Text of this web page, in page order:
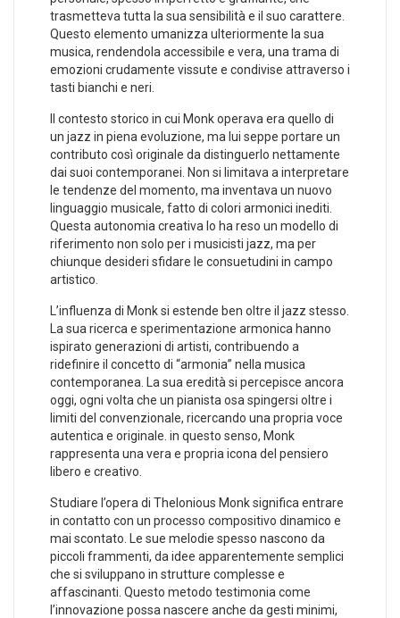
trasmetteva tutta la sua sensibilità e‌ il suo carattere.
Questo elemento umanizza ulteriormente la sua
musica, rendendola accessibile e vera, una trama di
emozioni crudamente vissute e condivise attraverso i
tasti bianchi ⁣e neri.
Il contesto⁢ storico in cui Monk operava era quello di ​
un ⁣jazz in piena evoluzione, ma ‍lui seppe portare un
contributo così originale da distinguerlo nettamente
dai suoi contemporanei. ‌Non si limitava a interpretare
le tendenze del momento, ma‍ inventava un ​nuovo
‍linguaggio musicale, fatto di colori armonici inediti.
⁣Questa autonomia creativa lo ‌ha reso⁣ un modello di
riferimento ⁤non solo per‌ i musicisti jazz, ma per
chiunque desideri sfidare le ‌consuetudini in campo
artistico.
L’influenza di‍ Monk si estende‌ ben⁢ oltre il jazz stesso.
La sua ricerca e​ sperimentazione⁣ armonica hanno
ispirato generazioni di artisti, contribuendo a
ridefinire il concetto di “armonia”‍ nella musica
contemporanea. La sua‍ eredità si percepisce ancora
oggi, ogni⁣ volta che un pianista osa spingersi oltre i
limiti del convenzionale, ricercando una‌ propria voce
autentica e ‍originale. in questo ‍senso, Monk
rappresenta una vera e ‍propria‌ icona ⁤del pensiero
libero e creativo.
Studiare l’opera di​ Thelonious Monk significa entrare
in⁣ contatto con ​un processo compositivo dinamico e
mai scontato. Le sue melodie spesso nascono⁤ da
piccoli frammenti, da idee apparentemente semplici​
che si sviluppano in strutture complesse e
affascinanti. Questo metodo testimonia​ come
l’innovazione possa nascere anche da gesti minimi,